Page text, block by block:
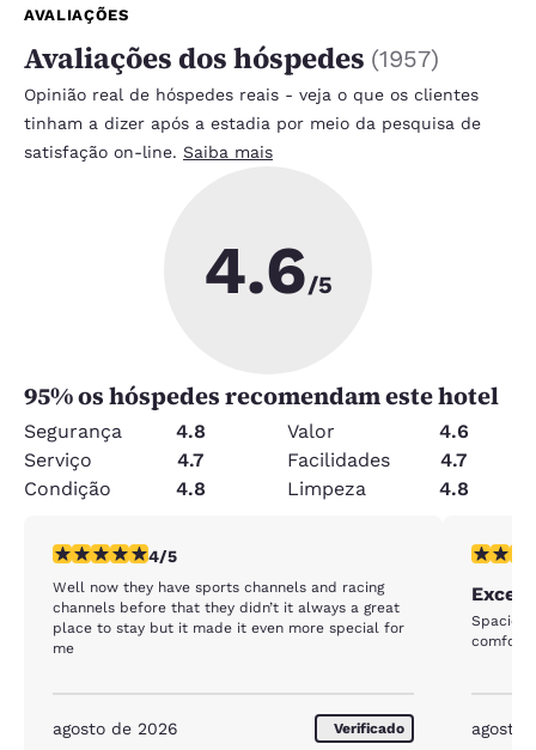
AVALIAÇÕES
Avaliações dos hóspedes (1957)
Opinião real de hóspedes reais - veja o que os clientes
tinham a dizer após a estadia por meio da pesquisa de
satisfação on-line. Saiba mais
4.6/5
95% os hóspedes recomendam este hotel
Segurança 4.8 Valor
4.6
Serviço
4.7 Facilidades
4.7
Condição
4.8 Limpeza 4.8
classificação 4 estrelas. Muito bom. 1 avaliação
4/5
Well now they have sports channels and racing
channels before that they didn’t it always a great
place to stay but it made it even more special for
me
agosto de 2026 Verificado agosto